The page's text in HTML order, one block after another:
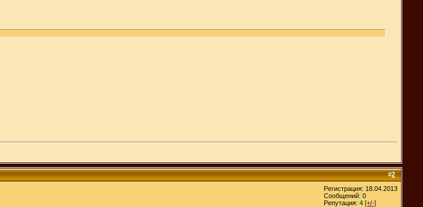
#2
Регистрация: 18.04.2013
Сообщений: 0
Репутация: 4 [+/-]